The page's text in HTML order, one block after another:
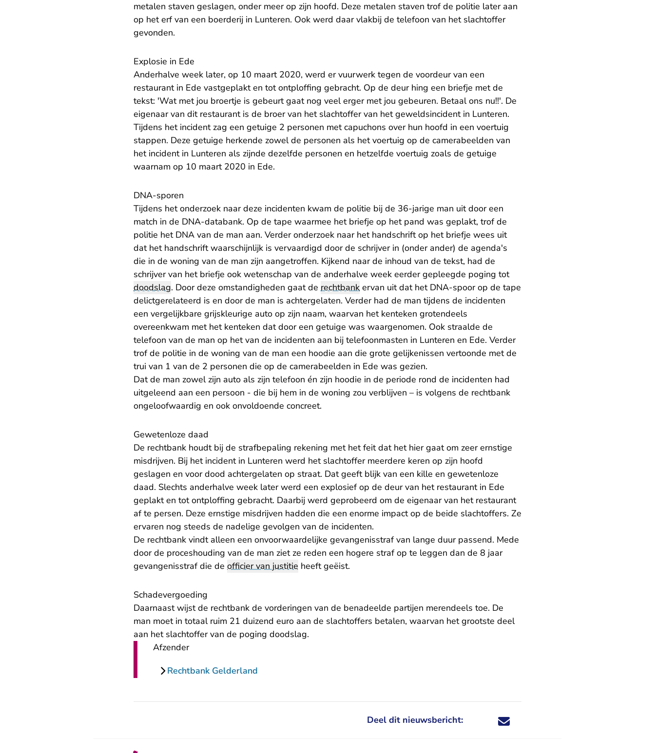
metalen staven geslagen, onder meer op zijn hoofd. Deze metalen staven trof de politie later aan
op het erf van een boerderij in Lunteren. Ook werd daar vlakbij de telefoon van het slachtoffer
gevonden.
Explosie in Ede
Anderhalve week later, op 10 maart 2020, werd er vuurwerk tegen de voordeur van een
restaurant in Ede vastgeplakt en tot ontploffing gebracht. Op de deur hing een briefje met de
tekst: 'Wat met jou broertje is gebeurt gaat nog veel erger met jou gebeuren. Betaal ons nu!!'. De
eigenaar van dit restaurant is de broer van het slachtoffer van het geweldsincident in Lunteren.
Tijdens het incident zag een getuige 2 personen met capuchons over hun hoofd in een voertuig
stappen. Deze getuige herkende zowel de personen als het voertuig op de camerabeelden van
het incident in Lunteren als zijnde dezelfde personen en hetzelfde voertuig zoals de getuige
waarnam op 10 maart 2020 in Ede.
DNA-sporen
Tijdens het onderzoek naar deze incidenten kwam de politie bij de 36-jarige man uit door een
match in de DNA-databank. Op de tape waarmee het briefje op het pand was geplakt, trof de
politie het DNA van de man aan. Verder onderzoek naar het handschrift op het briefje wees uit
dat het handschrift waarschijnlijk is vervaardigd door de schrijver in (onder ander) de agenda's
die in de woning van de man zijn aangetroffen. Kijkend naar de inhoud van de tekst, had de
schrijver van het briefje ook wetenschap van de anderhalve week eerder gepleegde poging tot
doodslag. Door deze omstandigheden gaat de rechtbank ervan uit dat het DNA-spoor op de tape
delictgerelateerd is en door de man is achtergelaten. Verder had de man tijdens de incidenten
een vergelijkbare grijskleurige auto op zijn naam, waarvan het kenteken grotendeels
overeenkwam met het kenteken dat door een getuige was waargenomen. Ook straalde de
telefoon van de man op het van de incidenten aan bij telefoonmasten in Lunteren en Ede. Verder
trof de politie in de woning van de man een hoodie aan die grote gelijkenissen vertoonde met de
trui van 1 van de 2 personen die op de camerabeelden in Ede was gezien.
Dat de man zowel zijn auto als zijn telefoon én zijn hoodie in de periode rond de incidenten had
uitgeleend aan een persoon - die bij hem in de woning zou verblijven – is volgens de rechtbank
ongeloofwaardig en ook onvoldoende concreet.
Gewetenloze daad
De rechtbank houdt bij de strafbepaling rekening met het feit dat het hier gaat om zeer ernstige
misdrijven. Bij het incident in Lunteren werd het slachtoffer meerdere keren op zijn hoofd
geslagen en voor dood achtergelaten op straat. Dat geeft blijk van een kille en gewetenloze
daad. Slechts anderhalve week later werd een explosief op de deur van het restaurant in Ede
geplakt en tot ontploffing gebracht. Daarbij werd geprobeerd om de eigenaar van het restaurant
af te persen. Deze ernstige misdrijven hadden die een enorme impact op de beide slachtoffers. Ze
ervaren nog steeds de nadelige gevolgen van de incidenten.
De rechtbank vindt alleen een onvoorwaardelijke gevangenisstraf van lange duur passend. Mede
door de proceshouding van de man ziet ze reden een hogere straf op te leggen dan de 8 jaar
gevangenisstraf die de officier van justitie heeft geëist.
Schadevergoeding
Daarnaast wijst de rechtbank de vorderingen van de benadeelde partijen merendeels toe. De
man moet in totaal ruim 21 duizend euro aan de slachtoffers betalen, waarvan het grootste deel
aan het slachtoffer van de poging doodslag.
Afzender
Rechtbank Gelderland
Deel dit nieuwsbericht: Deel dit nieuwsbericht via X - U verlaat
Deel dit nieuwsbericht via Facebook - U
Deel dit nieuwsbericht via e-mail
Deel dit nieuwsbericht via LinkedIn - U